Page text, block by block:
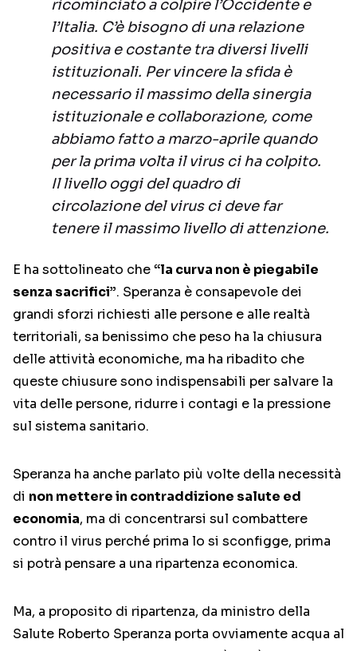
ricominciato a colpire l’Occidente e
l’Italia. C’è bisogno di una relazione
positiva e costante tra diversi livelli
istituzionali. Per vincere la sfida è
necessario il massimo della sinergia
istituzionale e collaborazione, come
abbiamo fatto a marzo-aprile quando
per la prima volta il virus ci ha colpito.
Il livello oggi del quadro di
circolazione del virus ci deve far
tenere il massimo livello di attenzione.
E ha sottolineato che“la curva non è piegabile
senza sacrifici”. Speranza è consapevole dei
grandi sforzi richiesti alle persone e alle realtà
territoriali, sa benissimo che peso ha la chiusura
delle attività economiche, ma ha ribadito che
queste chiusure sono indispensabili per salvare la
vita delle persone, ridurre i contagi e la pressione
sul sistema sanitario.
Speranza ha anche parlato più volte della necessità
di non mettere in contraddizione salute ed
economia, ma di concentrarsi sul combattere
contro il virus perché prima lo si sconfigge, prima
si potrà pensare a una ripartenza economica.
Ma, a proposito di ripartenza, da ministro della
Salute Roberto Speranza porta ovviamente acqua al